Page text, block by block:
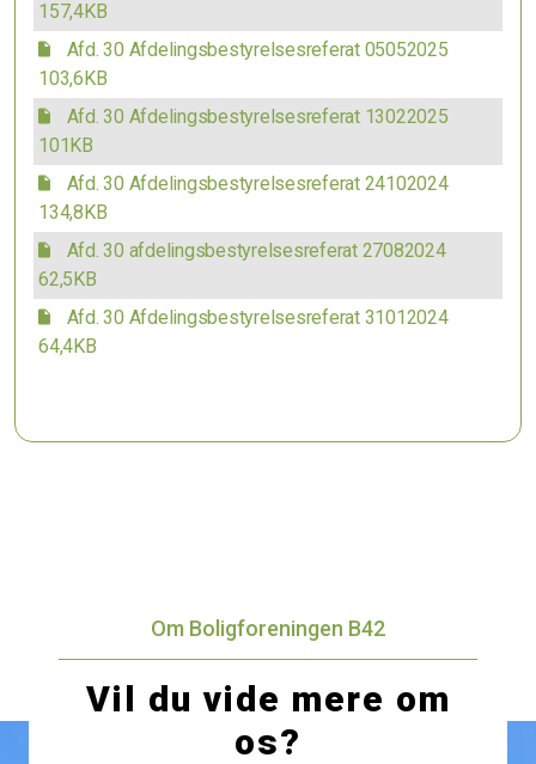
157,4KB
Afd. 30 Afdelingsbestyrelsesreferat 05052025
103,6KB
Afd. 30 Afdelingsbestyrelsesreferat 13022025
101KB
Afd. 30 Afdelingsbestyrelsesreferat 24102024
134,8KB
Afd. 30 afdelingsbestyrelsesreferat 27082024
62,5KB
Afd. 30 Afdelingsbestyrelsesreferat 31012024
64,4KB
Om Boligforeningen B42
Vil du vide mere om
os?